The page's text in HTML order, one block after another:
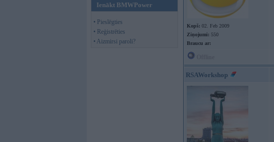
Ienākt BMWPower
• Pieslēgties
• Reģistrēties
• Aizmirsi paroli?
Kopš: 02. Feb 2009
Ziņojumi: 550
Braucu ar:
RSAWorkshop